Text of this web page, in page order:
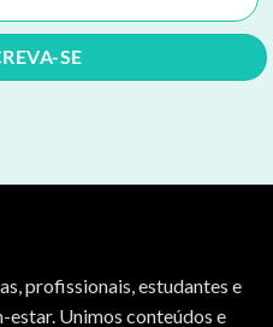
profissionais, estudantes e
Unimos conteúdos e